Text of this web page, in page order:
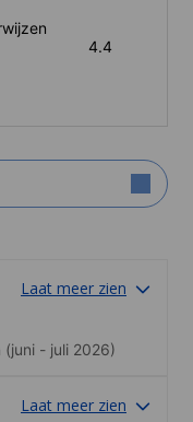
4.4
Laat meer zien
(juni - juli 2026)
Laat meer zien